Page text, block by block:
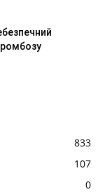
833
107
0